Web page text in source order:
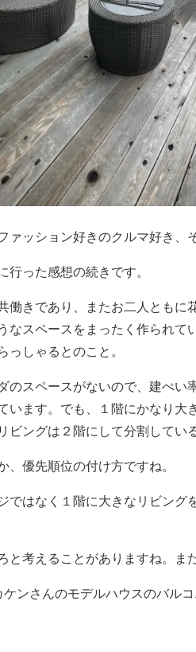
ァッション好きのクルマ好き、
った感想の続きです。
働きであり、またお二人とも
なスペースをまったく作られて
しゃるとのこと。
のスペースがないので、建ぺい
います。でも、１階にかなり
ビングは２階にして分割してい
優先順位の付け方ですね。
ではなく１階に大きなリビン
と考えることがありますね。ま
ンさんのモデルハウスのバルコ